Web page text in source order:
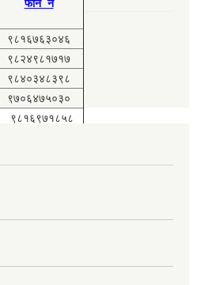
फोन नं
९८१६७६३०४६
९८२४९८१७१७
९८४०३४८३९८
९७०६४७५०३०
९८१६९७१८५८